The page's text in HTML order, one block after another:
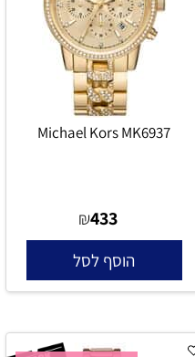
Michael Kors MK6937
₪433
הוסף לסל